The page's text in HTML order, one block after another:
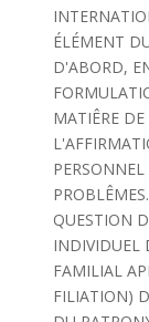
ÉLÉMENT
D'ABORD,
MATIÊRE
QUESTION
INDIVIDUEL
FAMILIAL
FILIATION)